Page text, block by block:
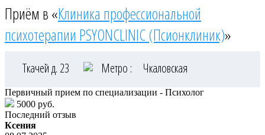
Приём в «Клиника профессиональной
психотерапии PSYONCLINIC (Псионклиник)»
Ткачей д. 23 Метро : Чкаловская
Первичный прием по специализации - Психолог
5000 руб.
Последний отзыв
Ксения